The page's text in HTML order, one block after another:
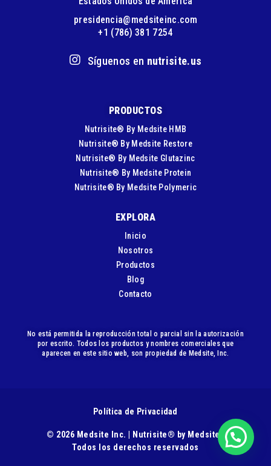
presidencia@medsiteinc.com
+1 (786) 381 7254
Síguenos en nutrisite.us
PRODUCTOS
Nutrisite® By Medsite HMB
Nutrisite® By Medsite Restore
Nutrisite® By Medsite Glutazinc
Nutrisite® By Medsite Protein
Nutrisite® By Medsite Polymeric
EXPLORA
Inicio
Nosotros
Productos
Blog
Contacto
No está permitida la reproducción total o parcial sin la autorización
por escrito. Todos los productos y nombres comerciales que
aparecen en este sitio web, son propiedad de Medsite, Inc.
Política de Privacidad
© 2026 Medsite Inc. | Nutrisite® by Medsite |
Todos los derechos reservados